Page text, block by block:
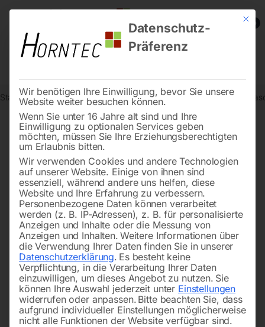
0
Start Steintrenntechnik Stein-Schneidemaschinen
Mit
Datenschutz-
Präferenz
Wir benötigen Ihre Einwilligung, bevor Sie unsere
Website weiter besuchen können.
Wenn Sie unter 16 Jahre alt sind und Ihre
Einwilligung zu optionalen Services geben
möchten, müssen Sie Ihre Erziehungsberechtigten
um Erlaubnis bitten.
Wir verwenden Cookies und andere Technologien
auf unserer Website. Einige von ihnen sind
essenziell, während andere uns helfen, diese
Website und Ihre Erfahrung zu verbessern.
Personenbezogene Daten können verarbeitet
werden (z. B. IP-Adressen), z. B. für personalisierte
Anzeigen und Inhalte oder die Messung von
Anzeigen und Inhalten. Weitere Informationen über
die Verwendung Ihrer Daten finden Sie in unserer
Datenschutzerklärung. Es besteht keine
Verpflichtung, in die Verarbeitung Ihrer Daten
einzuwilligen, um dieses Angebot zu nutzen. Sie
können Ihre Auswahl jederzeit unter Einstellungen
widerrufen oder anpassen. Bitte beachten Sie, dass
aufgrund individueller Einstellungen möglicherweise
nicht alle Funktionen der Website verfügbar sind.